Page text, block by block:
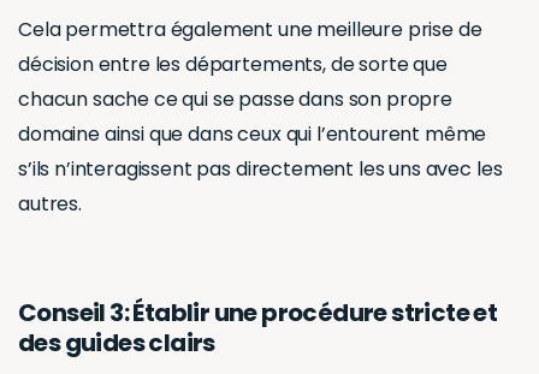
Cela permettra également une meilleure prise de
décision entre les départements, de sorte que
chacun sache ce qui se passe dans son propre
domaine ainsi que dans ceux qui l’entourent même
s’ils n’interagissent pas directement les uns avec les
autres.
Conseil 3: Établir une procédure stricte et
des guides clairs